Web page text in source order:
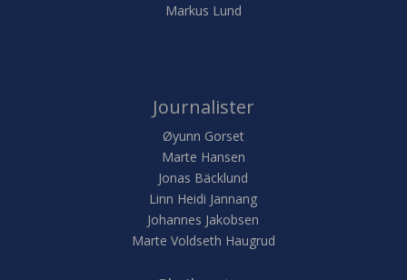
Markus Lund
Journalister
Øyunn Gorset
Marte Hansen
Jonas Bäcklund
Linn Heidi Jannang
Johannes Jakobsen
Marte Voldseth Haugrud